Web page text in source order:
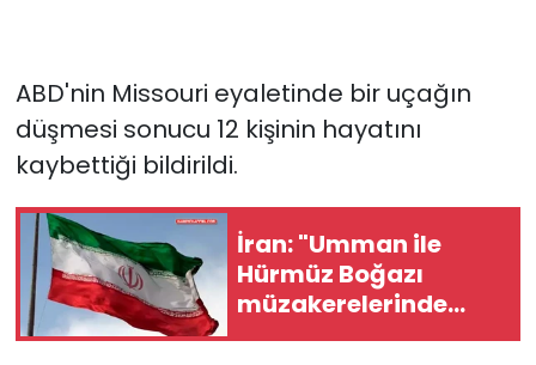
ABD'nin Missouri eyaletinde bir uçağın
düşmesi sonucu 12 kişinin hayatını
kaybettiği bildirildi.
İran: "Umman ile
Hürmüz Boğazı
müzakerelerinde
güvenli güzergah